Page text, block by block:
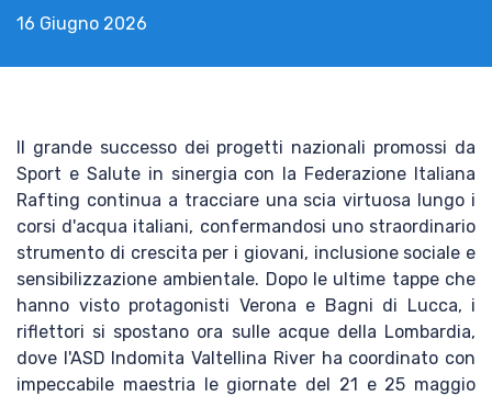
Affiliazione
Trasparente
Contatti
16 Giugno 2026
Il grande successo dei progetti nazionali promossi da
Sport e Salute in sinergia con la Federazione Italiana
Rafting continua a tracciare una scia virtuosa lungo i
corsi d'acqua italiani, confermandosi uno straordinario
strumento di crescita per i giovani, inclusione sociale e
sensibilizzazione ambientale. Dopo le ultime tappe che
hanno visto protagonisti Verona e Bagni di Lucca, i
riflettori si spostano ora sulle acque della Lombardia,
dove l'ASD Indomita Valtellina River ha coordinato con
impeccabile maestria le giornate del 21 e 25 maggio